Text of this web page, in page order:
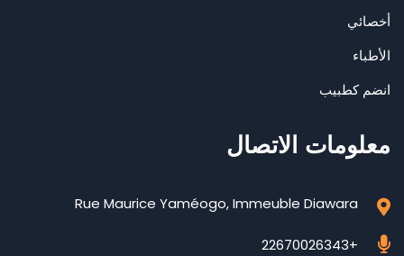
أخصائي
الأطباء
انضم كطبيب
معلومات الاتصال
Rue Maurice Yaméogo, Immeuble Diawara
+22670026343